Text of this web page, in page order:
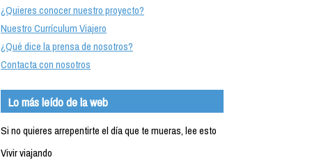
¿Quieres conocer nuestro proyecto?
Nuestro Currículum Viajero
¿Qué dice la prensa de nosotros?
Contacta con nosotros
Lo más leído de la web
Si no quieres arrepentirte el día que te mueras, lee esto
Vivir viajando